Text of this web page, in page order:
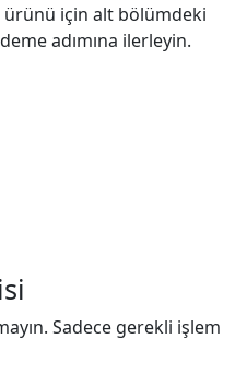
ürünü için alt bölümdeki
adımına ilerleyin.
Sadece gerekli işlem